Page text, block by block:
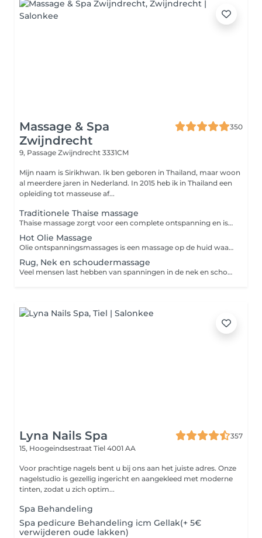
Massage & Spa
Zwijndrecht
350
9, Passage Zwijndrecht 3331CM
Mijn naam is Sirikhwan. Ik ben geboren in Thailand, maar woon
al meerdere jaren in Nederland. In 2015 heb ik in Thailand een
opleiding tot masseuse af...
Traditionele Thaise massage
Thaise massage zorgt voor een complete ontspanning en is daarmee een doeltreffend middel tegen fysieke en geestelijke spanning. Het helpt de vermoeidheid te bestrijden en geeft energie. Daarnaast is het werkzaam tegen pijnklachten zoals nek-rug-schouder en hoofdpijn, ook stimuleert het ons zenuwstelsel en verbetert het de circulatie van het bloed. Wees er op voorbereid dat een Thaise massage enigszins pijnlijk kan zijn. Denken sommige mensen dat ook seksuele handelingen onderdeel zijn van de Thaise massage? Dat is absoluut NIET waar, Onze Thaise massages worden uitsluitend uitgevoerd door professionele en gediplomeerde medewerkers.
Hot Olie Massage
Olie ontspanningsmassages is een massage op de huid waarbij een warme olie, wordt gebruikt. De huid en spieren ontspannen zich door middel van zachte tot harde handelingen zoals strijken en kneden. Deze massage stimuleert de doorbloeding van de weefsels, voert de afvalstoffen af en verbetert de spierfunctie. De stofwisseling van de spieren vermindert harde, gespannen en pijnlijke spieren . Tevens is het goed als u hoofdpijn heeft en vermindert stress. De ademhaling wordt regelmatiger en de hartslag rustiger.
Rug, Nek en schoudermassage
Veel mensen last hebben van spanningen in de nek en schouders of hebben last van rugklachten, met een rug nek en schoudermassage zorg u ervoor dat de spieren ontspannen; botten, pezen en weefsels flexibel blijven en lichamelijk pijn vermindert. Ook hoofdpijnklachten die vaak het gevolg zijn van aanspanning van de spieren in de schouders en nek kunnen met deze massage verholpen worden.
Lyna Nails Spa
357
15, Hoogeindsestraat Tiel 4001 AA
Voor prachtige nagels bent u bij ons aan het juiste adres. Onze
nagelstudio is gezellig ingericht en aangekleed met moderne
tinten, zodat u zich optim...
Spa Behandeling
Spa pedicure Behandeling icm Gellak(+ 5€
verwijderen oude lakken)